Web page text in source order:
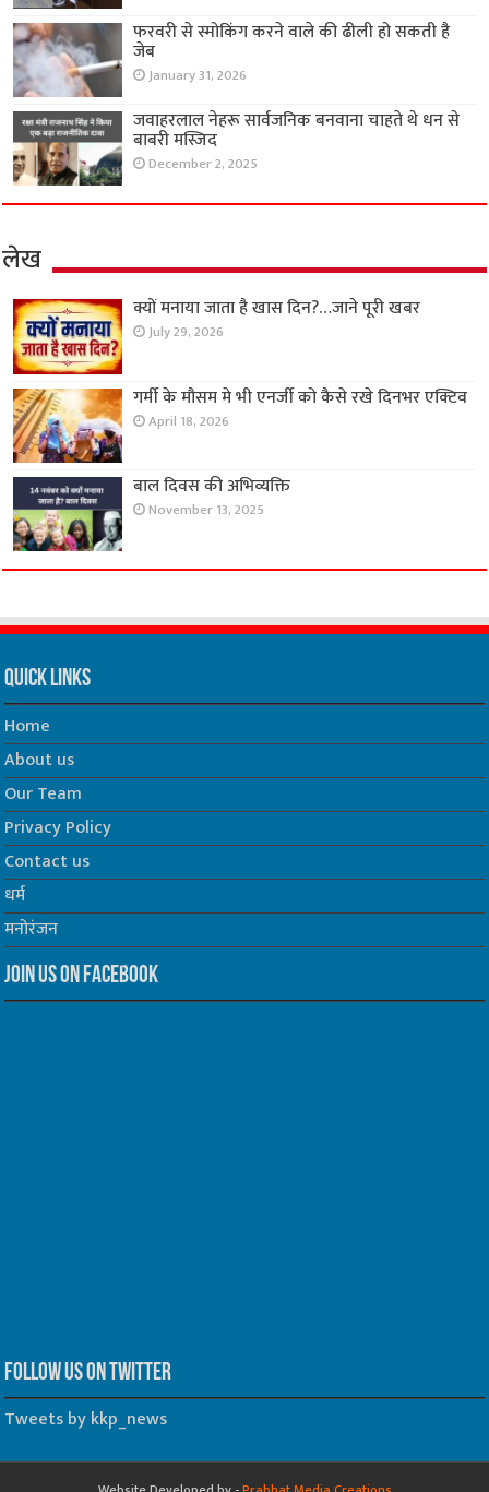
फरवरी से स्मोकिंग करने वाले की ढीली हो सकती है
जेब
January 31, 2026
जवाहरलाल नेहरू सार्वजनिक बनवाना चाहते थे धन से
बाबरी मस्जिद
December 2, 2025
लेख
क्यों मनाया जाता है खास दिन?…जाने पूरी खबर
July 29, 2026
गर्मी के मौसम मे भी एनर्जी को कैसे रखे दिनभर एक्टिव
April 18, 2026
बाल दिवस की अभिव्यक्ति
November 13, 2025
Quick Links
Home
About us
Our Team
Privacy Policy
Contact us
धर्म
मनोरंजन
Join us on Facebook
Follow us on Twitter
Tweets by kkp_news